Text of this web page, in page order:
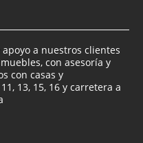
a nuestros clientes
con asesoría y
con casas y
13, 15, 16 y carretera a